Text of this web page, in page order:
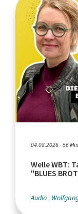
04.08.2026 - 56
Welle WBT:
"BLUES
Audio